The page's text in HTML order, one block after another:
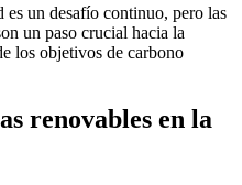
un desafío continuo, pero las
un paso crucial hacia la
los objetivos de carbono
renovables en la